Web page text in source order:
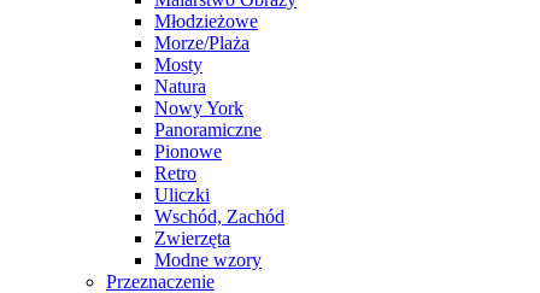
Młodzieżowe
Morze/Plaża
Mosty
Natura
Nowy York
Panoramiczne
Pionowe
Retro
Uliczki
Wschód, Zachód
Zwierzęta
Modne wzory
Przeznaczenie